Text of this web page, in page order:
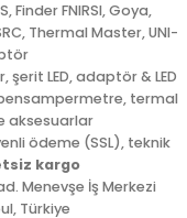
Finder FNIRSI, Goya,
Thermal Master, UNI-
şerit LED, adaptör & LED
termal
aksesuarlar
ödeme (SSL), teknik
kargo
Menevşe İş Merkezi
, Türkiye